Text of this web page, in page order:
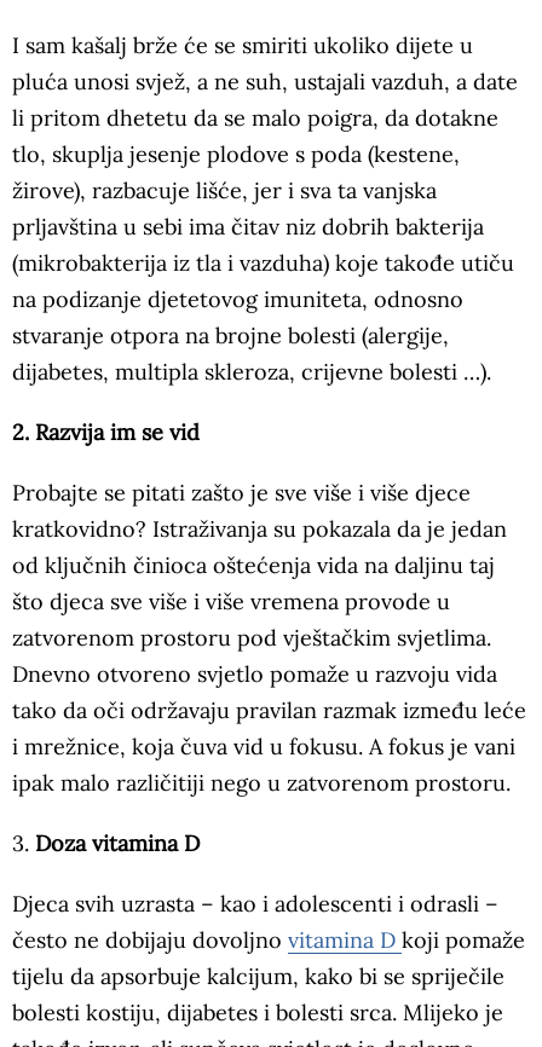
I sam kašalj brže će se smiriti ukoliko dijete u
pluća unosi svjež, a ne suh, ustajali vazduh, a date
li pritom dhetetu da se malo poigra, da dotakne
tlo, skuplja jesenje plodove s poda (kestene,
žirove), razbacuje lišće, jer i sva ta vanjska
prljavština u sebi ima čitav niz dobrih bakterija
(mikrobakterija iz tla i vazduha) koje takođe utiču
na podizanje djetetovog imuniteta, odnosno
stvaranje otpora na brojne bolesti (alergije,
dijabetes, multipla skleroza, crijevne bolesti …).
2. Razvija im se vid
Probajte se pitati zašto je sve više i više djece
kratkovidno? Istraživanja su pokazala da je jedan
od ključnih činioca oštećenja vida na daljinu taj
što djeca sve više i više vremena provode u
zatvorenom prostoru pod vještačkim svjetlima.
Dnevno otvoreno svjetlo pomaže u razvoju vida
tako da oči održavaju pravilan razmak između leće
i mrežnice, koja čuva vid u fokusu. A fokus je vani
ipak malo različitiji nego u zatvorenom prostoru.
3. Doza vitamina D
Djeca svih uzrasta – kao i adolescenti i odrasli –
često ne dobijaju dovoljno vitamina D koji pomaže
tijelu da apsorbuje kalcijum, kako bi se spriječile
bolesti kostiju, dijabetes i bolesti srca. Mlijeko je